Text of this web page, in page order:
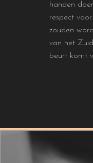
handen
respect
zouden
van het
beurt komt